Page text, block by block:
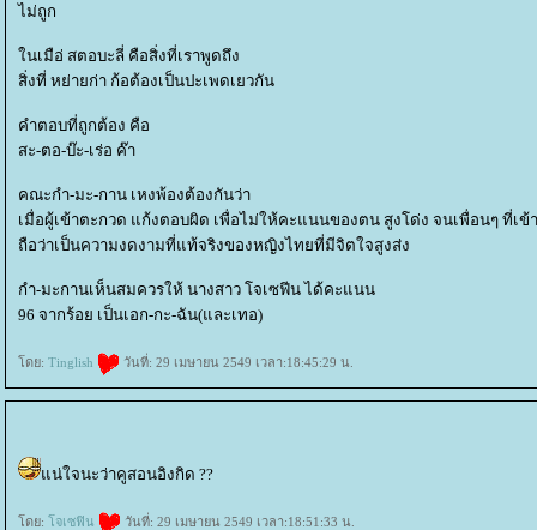
ไม่ถูก
นเมือ่ สตอบะลี่ คือสิ่งที่เราพูดถึง
สิ่งที่ หย่ายก่า ก้อต้องเป็นปะเพดเยวกัน
คำตอบที่ถูกต้อง คือ
สะ-ตอ-บ๊ะ-เร่อ ค๊า
คณะกำ-มะ-กาน เหงพ้องต้องกันว่า
เมื่อผู้เข้าตะกวด แก้งตอบผิด เพื่อไม่ให้คะแนนของตน สูงโด่ง จนเพื่อนๆ ที่เ
ถือว่าเป็นความงดงามที่แท้จริงของหญิงไทยที่มีจิตใจสูงส่ง
กำ-มะกานเห็นสมควรให้ นางสาว โจเซฟีน ได้คะแนน
96 จากร้อย เป็นเอก-กะ-ฉัน(และเทอ)
ดย: Tinglish วันที่: 29 เมษายน 2549 เวลา:18:45:29 น.
น่ใจนะว่าคูสอนอิงกิด ??
ดย: จเซฟิน วันที่: 29 เมษายน 2549 เวลา:18:51:33 น.